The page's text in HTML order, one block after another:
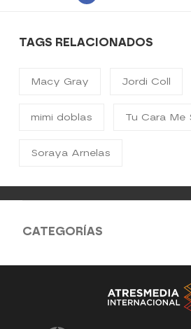
TAGS RELACIONADOS
Macy Gray Jordi Coll
mimi doblas Tu Cara Me
Soraya Arnelas
CATEGORÍAS
Antena 3 Noticias El
La Ruleta de la Suerte